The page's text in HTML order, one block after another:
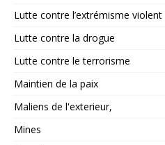
Lutte contre l’extrémisme violent
Lutte contre la drogue
Lutte contre le terrorisme
Maintien de la paix
Maliens de l'exterieur,
Mines